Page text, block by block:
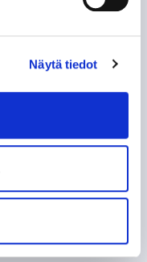
Näytä tiedot
ja hyväksyn